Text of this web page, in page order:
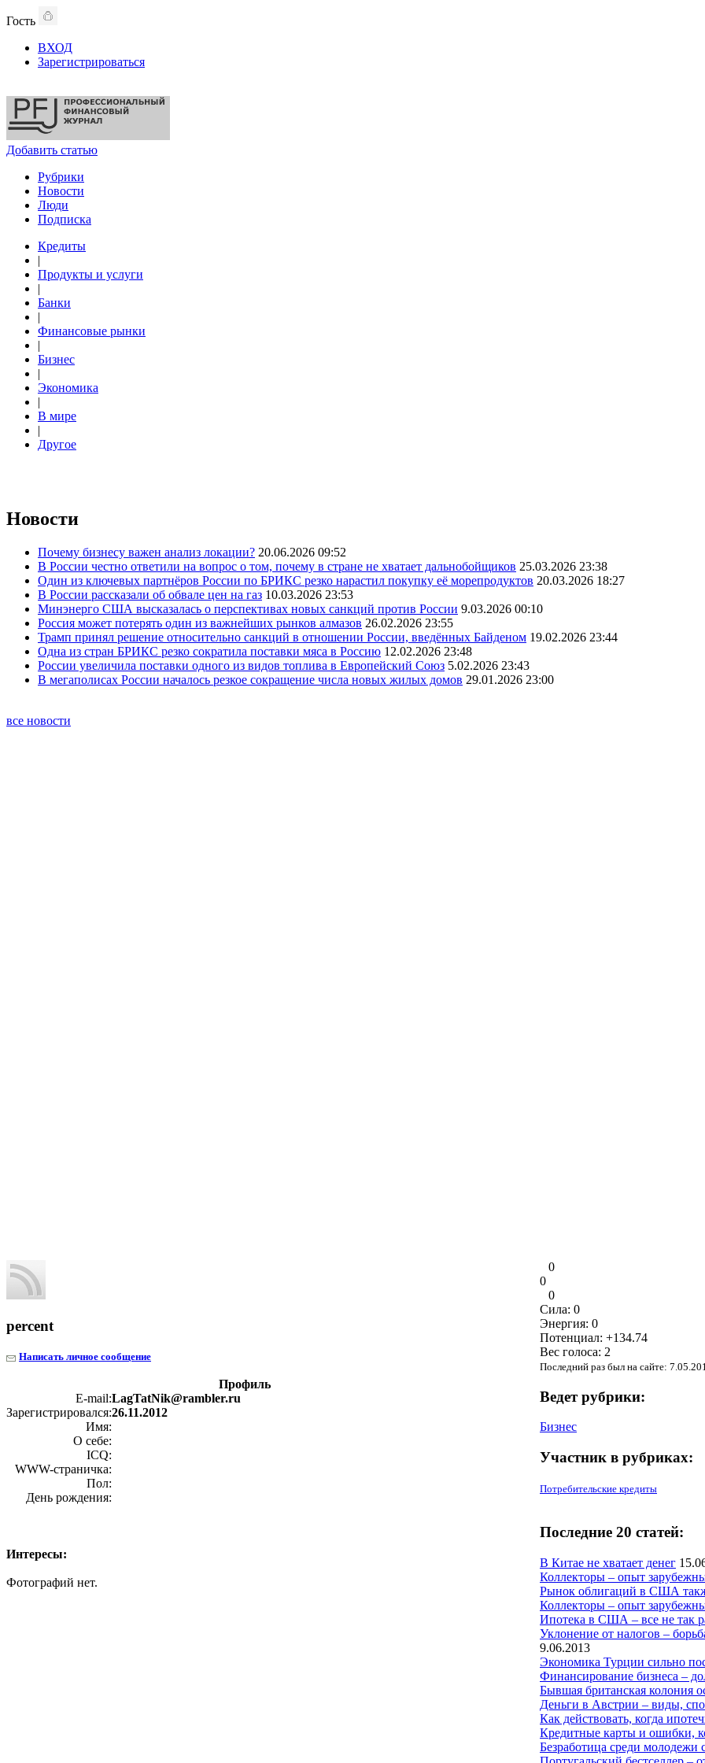
Гость
ВХОД
Зарегистрироваться
Добавить статью
Рубрики
Новости
Люди
Подписка
Кредиты
|
Продукты и услуги
|
Банки
|
Финансовые рынки
|
Бизнес
|
Экономика
|
В мире
|
Другое
Новости
Почему бизнесу важен анализ локации? 20.06.2026 09:52
В России честно ответили на вопрос о том, почему в стране не хватает дальнобойщиков 25.03.2026 23:38
Один из ключевых партнёров России по БРИКС резко нарастил покупку её морепродуктов 20.03.2026 18:27
В России рассказали об обвале цен на газ 10.03.2026 23:53
Минэнерго США высказалась о перспективах новых санкций против России 9.03.2026 00:10
Россия может потерять один из важнейших рынков алмазов 26.02.2026 23:55
Трамп принял решение относительно санкций в отношении России, введённых Байденом 19.02.2026 23:44
Одна из стран БРИКС резко сократила поставки мяса в Россию 12.02.2026 23:48
России увеличила поставки одного из видов топлива в Европейский Союз 5.02.2026 23:43
В мегаполисах России началось резкое сокращение числа новых жилых домов 29.01.2026 23:00
все новости
percent
Написать личное сообщение
Профиль
E-mail:LagTatNik@rambler.ru
Зарегистрировался:26.11.2012
Имя:
О себе:
ICQ:
WWW-страничка:
Пол:
День рождения:
Интересы:
Фотографий нет.
0
0
0
Сила: 0
Энергия: 0
Потенциал: +134.74
Вес голоса: 2
Последний раз был на сайте:
Ведет рубрики:
Бизнес
Участник в рубриках:
Потребительские кредиты
Последние 20 статей:
В Китае не хватает денег
Коллекторы – опыт
Рынок облигаций в США
Коллекторы – опыт
Ипотека в США – все не так
Уклонение от налогов –
9.06.2013
Экономика Турции сильно
Финансирование бизнеса –
Бывшая британская колония
Деньги в Австрии – виды,
Как действовать, когда
Кредитные карты и ошибки,
Безработица среди молодежи